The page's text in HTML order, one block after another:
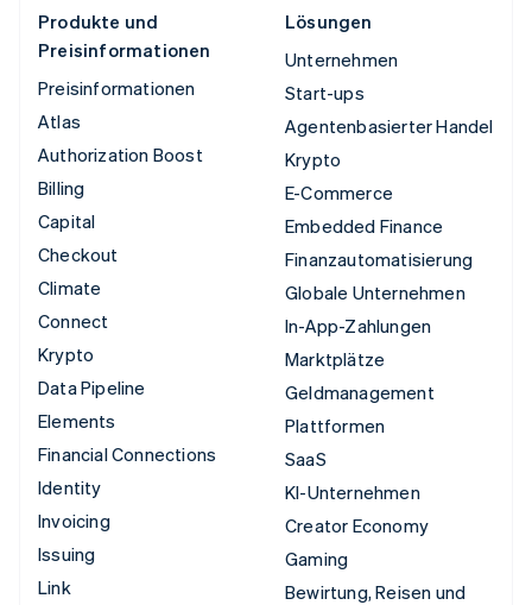
Produkte und
Preisinformationen
Preisinformationen
Atlas
Authorization Boost
Billing
Capital
Checkout
Climate
Connect
Krypto
Data Pipeline
Elements
Financial Connections
Identity
Invoicing
Issuing
Link
Lösungen
Unternehmen
Start-ups
Agentenbasierter Handel
Krypto
E-Commerce
Embedded Finance
Finanzautomatisierung
Globale Unternehmen
In-App-Zahlungen
Marktplätze
Geldmanagement
Plattformen
SaaS
KI-Unternehmen
Creator Economy
Gaming
Bewirtung, Reisen und